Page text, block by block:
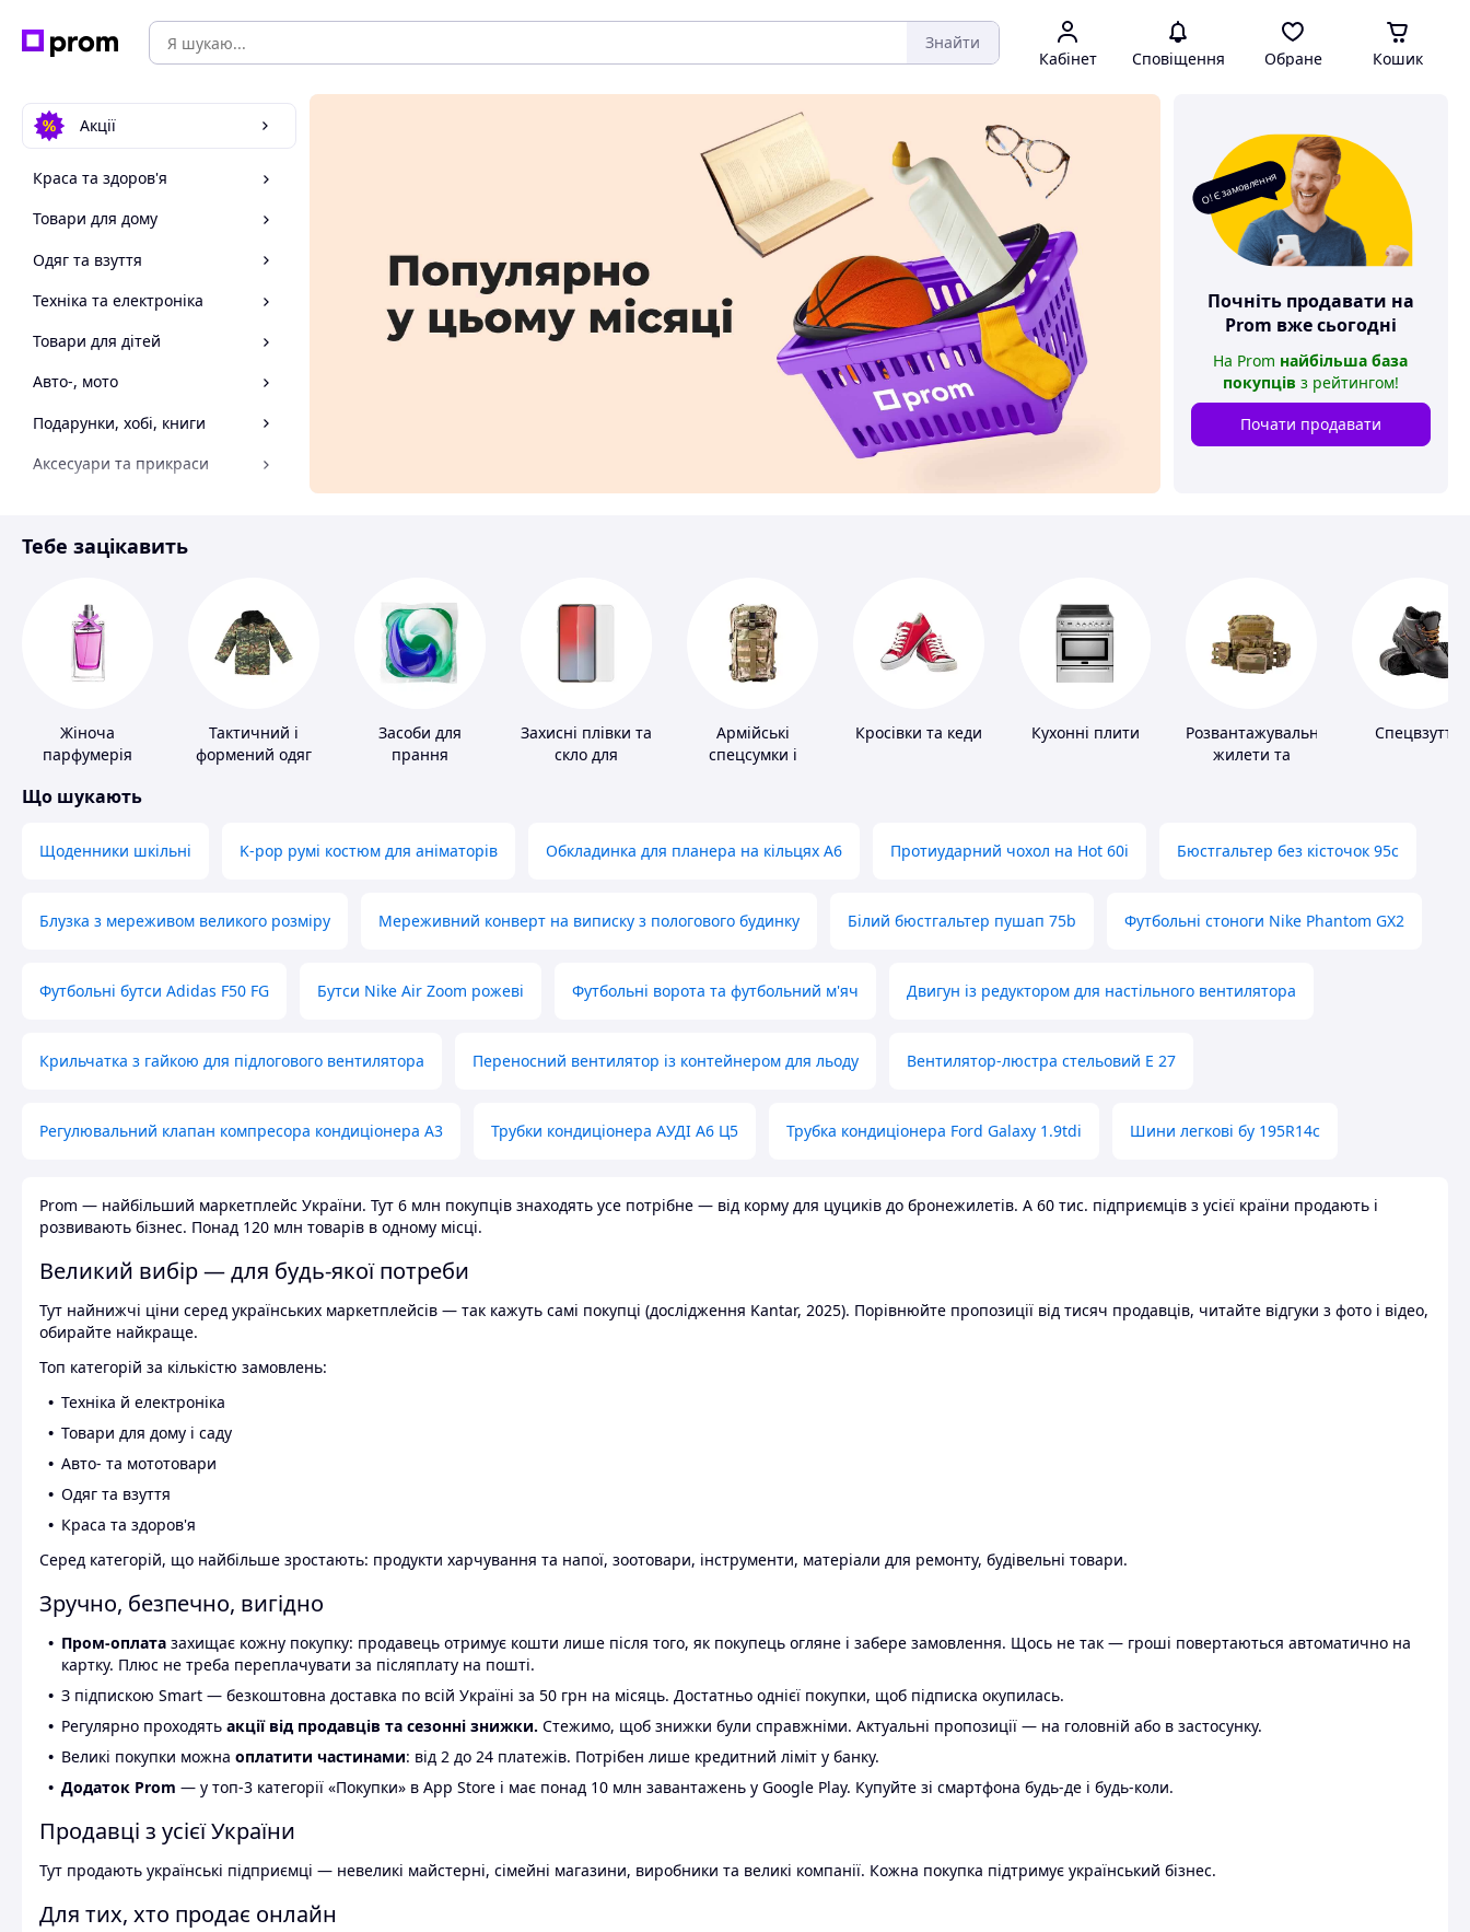
Знайти
Кабінет Сповіщення Обране Кошик
Акції
Краса та здоров'я
Товари для дому
Одяг та взуття
Техніка та електроніка
Товари для дітей
Авто-, мото
Подарунки, хобі, книги
Аксесуари та прикраси
Спорт і відпочинок
О! Є замовлення
Почніть продавати на
Prom вже сьогодні
На Prom найбільша база
покупців з рейтингом!
Почати продавати
Тебе зацікавить
Жіноча
парфумерія
Тактичний і
формений одяг
Засоби для
прання
Захисні плівки та
скло для
Армійські
спецсумки і
Кросівки та кеди Кухонні плити
Розвантажувальні
жилети та
Спецвзуття
Що шукають
Щоденники шкільні K-pop румі костюм для аніматорів Обкладинка для планера на кільцях А6 Протиударний чохол на Hot 60i Бюстгальтер без кісточок 95с
Блузка з мереживом великого розміру Мереживний конверт на виписку з пологового будинку Білий бюстгальтер пушап 75b Футбольні стоноги Nike Phantom GX2
Футбольні бутси Adidas F50 FG Бутси Nike Air Zoom рожеві Футбольні ворота та футбольний м'яч Двигун із редуктором для настільного вентилятора
Крильчатка з гайкою для підлогового вентилятора Переносний вентилятор із контейнером для льоду Вентилятор-люстра стельовий E 27
Регулювальний клапан компресора кондиціонера А3 Трубки кондиціонера АУДІ А6 Ц5 Трубка кондиціонера Ford Galaxy 1.9tdi Шини легкові бу 195R14c
Prom — найбільший маркетплейс України. Тут 6 млн покупців знаходять усе потрібне — від корму для цуциків до бронежилетів. А 60 тис. підприємців з усієї країни продають і
розвивають бізнес. Понад 120 млн товарів в одному місці.
Великий вибір — для будь-якої потреби
Тут найнижчі ціни серед українських маркетплейсів — так кажуть самі покупці (дослідження Kantar, 2025). Порівнюйте пропозиції від тисяч продавців, читайте відгуки з фото і відео,
обирайте найкраще.
Топ категорій за кількістю замовлень:
Техніка й електроніка
Товари для дому і саду
Авто- та мототовари
Одяг та взуття
Краса та здоров'я
Серед категорій, що найбільше зростають: продукти харчування та напої, зоотовари, інструменти, матеріали для ремонту, будівельні товари.
Зручно, безпечно, вигідно
Пром-оплата захищає кожну покупку: продавець отримує кошти лише після того, як покупець огляне і забере замовлення. Щось не так — гроші повертаються автоматично на
картку. Плюс не треба переплачувати за післяплату на пошті.
З підпискою Smart — безкоштовна доставка по всій Україні за 50 грн на місяць. Достатньо однієї покупки, щоб підписка окупилась.
Регулярно проходять акції від продавців та сезонні знижки. Стежимо, щоб знижки були справжніми. Актуальні пропозиції — на головній або в застосунку.
Великі покупки можна оплатити частинами: від 2 до 24 платежів. Потрібен лише кредитний ліміт у банку.
Додаток Prom — у топ-3 категорії «Покупки» в App Store і має понад 10 млн завантажень у Google Play. Купуйте зі смартфона будь-де і будь-коли.
Продавці з усієї України
Тут продають українські підприємці — невеликі майстерні, сімейні магазини, виробники та великі компанії. Кожна покупка підтримує український бізнес.
Для тих, хто продає онлайн